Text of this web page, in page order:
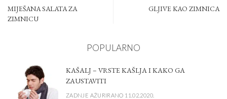
MIJEŠANA SALATA ZA
ZIMNICU
GLJIVE KAO ZIMNICA
POPULARNO
KAŠALJ – VRSTE KAŠLJA I KAKO GA
ZAUSTAVITI
ZADNJE AŽURIRANO 11.02.2020.